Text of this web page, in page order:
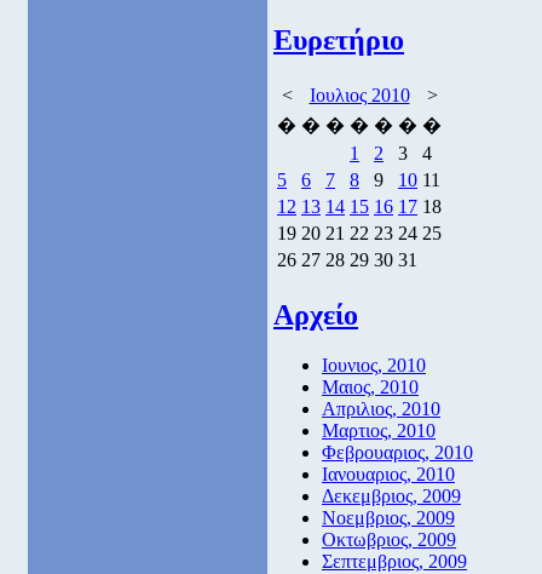
Ευρετήριο
< Ιουλιος 2010
>
� � � � � � �
1
2 3
4
5
6 7 8 9 10 11
12 13 14 15 16 17 18
19 20 21 22 23 24 25
26 27 28 29 30 31
Αρχείο
Ιουνιος, 2010
Μαιος, 2010
Απριλιος, 2010
Μαρτιος, 2010
Φεβρουαριος, 2010
Ιανουαριος, 2010
Δεκεμβριος, 2009
Νοεμβριος, 2009
Οκτωβριος, 2009
Σεπτεμβριος, 2009